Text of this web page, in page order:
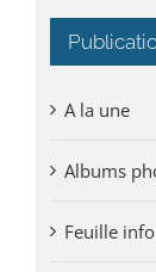
A la une
Albums
Feuille